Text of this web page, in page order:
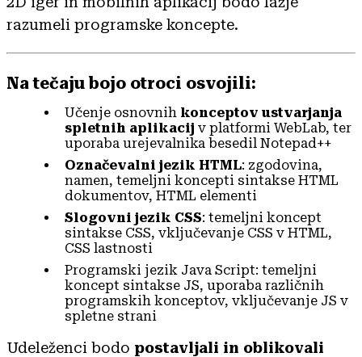
razumeli programske koncepte.
Na tečaju bojo otroci osvojili:
Učenje osnovnih konceptov ustvarjanja
spletnih aplikacij v platformi WebLab, ter
uporaba urejevalnika besedil Notepad++
Označevalni jezik HTML: zgodovina,
namen, temeljni koncepti sintakse HTML
dokumentov, HTML elementi
Slogovni jezik CSS: temeljni koncept
sintakse CSS, vključevanje CSS v HTML,
CSS lastnosti
Programski jezik Java Script: temeljni
koncept sintakse JS, uporaba različnih
programskih konceptov, vključevanje JS v
spletne strani
Udeleženci bodo postavljali in oblikovali